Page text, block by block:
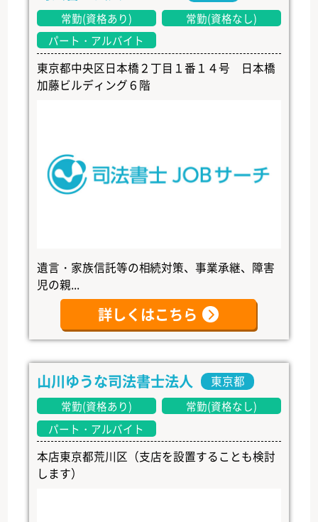
常勤(資格あり)
常勤(資格なし)
パート・アルバイト
東京都中央区日本橋２丁目１番１４号 日本橋
加藤ビルディング６階
遺言・家族信託等の相続対策、事業承継、障害
児の親...
詳しくはこちら
山川ゆうな司法書士法人 東京都
常勤(資格あり)
常勤(資格なし)
パート・アルバイト
本店東京都荒川区（支店を設置することも検討
します）